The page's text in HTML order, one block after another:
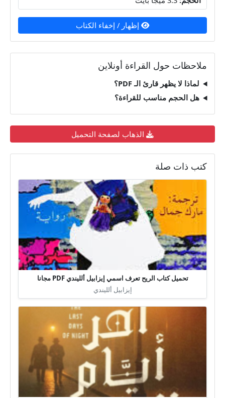
إظهار / إخفاء الكتاب
ملاحظات حول القراءة أونلاين
لماذا لا يظهر قارئ الـ PDF؟
هل الحجم مناسب للقراءة؟
الذهاب لصفحة التحميل
كتب ذات صلة
تحميل كتاب الريح تعرف اسمي إيزابيل ألليندي PDF مجانا
إيزابيل ألليندي